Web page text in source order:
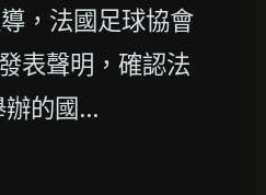
，法國足球協會
表聲明，確認法
辦的國…